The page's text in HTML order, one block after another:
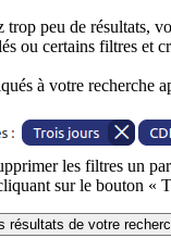
trop peu de résultats,
ou certains filtres et
à votre recherche
les filtres un
sur le bouton «
résultats de votre